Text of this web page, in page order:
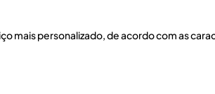
mais personalizado, de acordo com as